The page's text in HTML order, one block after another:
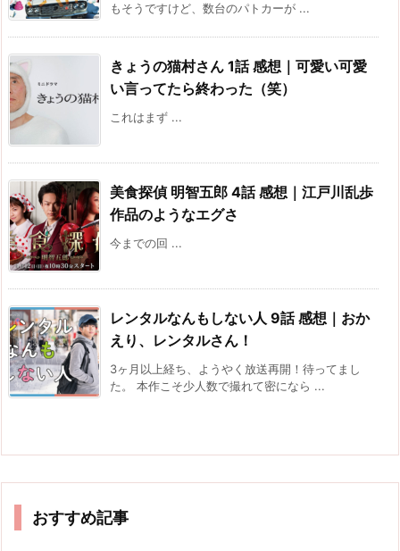
もそうですけど、数台のパトカーが ...
きょうの猫村さん 1話 感想｜可愛い可愛
い言ってたら終わった（笑）
これはまず ...
美食探偵 明智五郎 4話 感想｜江戸川乱歩
作品のようなエグさ
今までの回 ...
レンタルなんもしない人 9話 感想｜おか
えり、レンタルさん！
3ヶ月以上経ち、ようやく放送再開！待ってまし
た。 本作こそ少人数で撮れて密になら ...
おすすめ記事